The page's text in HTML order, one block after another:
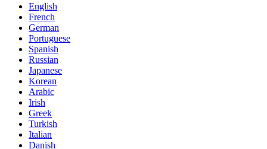
English
French
German
Portuguese
Spanish
Russian
Japanese
Korean
Arabic
Irish
Greek
Turkish
Italian
Danish